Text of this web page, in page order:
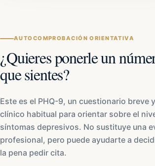
AUTOCOMPROBACIÓN ORIENTATIVA
¿Quieres ponerle un
que sientes?
Este es el PHQ-9, un cuestionario breve
clínico habitual para orientar sobre el
síntomas depresivos. No sustituye una
profesional, pero puede ayudarte a
la pena pedir cita.